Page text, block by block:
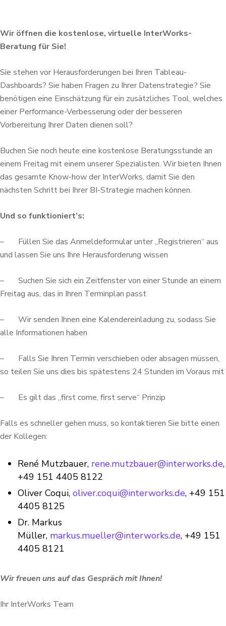
Wir öffnen die kostenlose, virtuelle InterWorks-
Beratung für Sie!
Sie stehen vor Herausforderungen bei Ihren Tableau-
Dashboards? Sie haben Fragen zu Ihrer Datenstrategie? Sie
benötigen eine Einschätzung für ein zusätzliches Tool, welches
einer Performance-Verbesserung oder der besseren
Vorbereitung Ihrer Daten dienen soll?
Buchen Sie noch heute eine kostenlose Beratungsstunde an
einem Freitag mit einem unserer Spezialisten. Wir bieten Ihnen
das gesamte Know-how der InterWorks, damit Sie den
nächsten Schritt bei Ihrer BI-Strategie machen können.
Und so funktioniert’s:
– Füllen Sie das Anmeldeformular unter „Registrieren“ aus
und lassen Sie uns Ihre Herausforderung wissen
– Suchen Sie sich ein Zeitfenster von einer Stunde an einem
Freitag aus, das in Ihren Terminplan passt
– Wir senden Ihnen eine Kalendereinladung zu, sodass Sie
alle Informationen haben
– Falls Sie Ihren Termin verschieben oder absagen müssen,
so teilen Sie uns dies bis spätestens 24 Stunden im Voraus mit
– Es gilt das „first come, first serve“ Prinzip
Falls es schneller gehen muss, so kontaktieren Sie bitte einen
der Kollegen:
René Mutzbauer, rene.mutzbauer@interworks.de,
+49 151 4405 8122
Oliver Coqui, oliver.coqui@interworks.de, +49 151
4405 8125
Dr. Markus
Müller, markus.mueller@interworks.de, +49 151
4405 8121
Wir freuen uns auf das Gespräch mit Ihnen!
Ihr InterWorks Team